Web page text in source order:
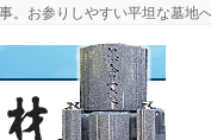
。お参りしやすい平坦な墓地